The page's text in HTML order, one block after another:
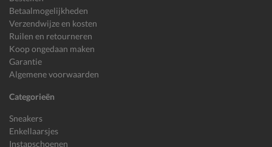
Betaalmogelijkheden
Verzendwijze en kosten
Ruilen en retourneren
Koop ongedaan maken
Garantie
Algemene voorwaarden
Categorieën
Sneakers
Enkellaarsjes
Instapschoenen